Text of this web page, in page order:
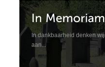
In dankbaarheid denken wij
aan...